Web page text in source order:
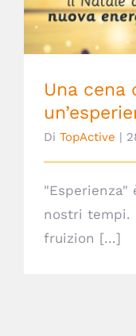
Una cena
Di TopActive |
"Esperienza"
nostri tempi.
fruizion [...]